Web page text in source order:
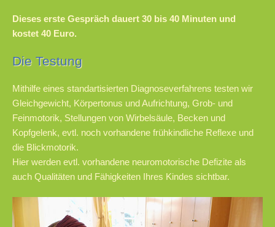
Dieses erste Gespräch dauert 30 bis 40 Minuten und
kostet 40 Euro.
Die Testung
Mithilfe eines standartisierten Diagnoseverfahrens testen wir
Gleichgewicht, Körpertonus und Aufrichtung, Grob- und
Feinmotorik, Stellungen von Wirbelsäule, Becken und
Kopfgelenk, evtl. noch vorhandene frühkindliche Reflexe und
die Blickmotorik.
Hier werden evtl. vorhandene neuromotorische Defizite als
auch Qualitäten und Fähigkeiten Ihres Kindes sichtbar.